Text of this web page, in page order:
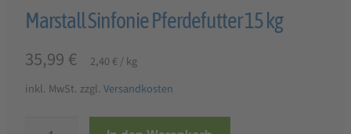
Marstall Sinfonie Pferdefutter 15 kg
35,99 € 2,40 €/kg
inkl. MwSt. zzgl. Versandkosten